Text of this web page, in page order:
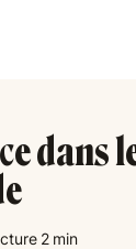
dans
2 min